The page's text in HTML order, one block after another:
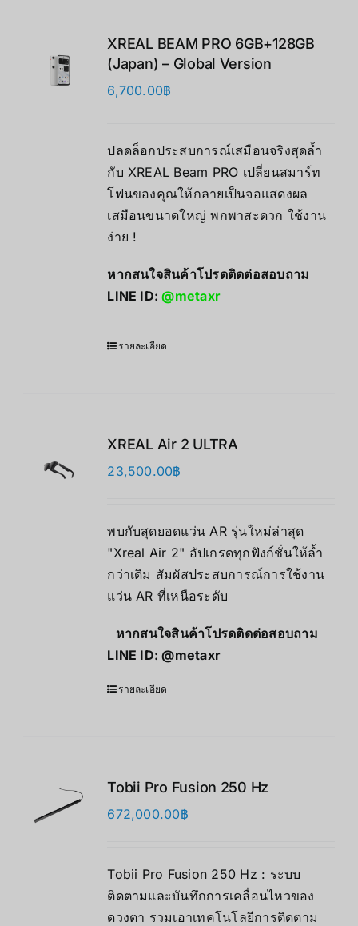
XREAL BEAM PRO 6GB+128GB
(Japan) – Global Version
6,700.00฿
ปลดล็อกประสบการณ์เสมือนจริงสุดล้ำ
กับ XREAL Beam PRO เปลี่ยนสมาร์ท
โฟนของคุณให้กลายเป็นจอแสดงผล
เสมือนขนาดใหญ่ พกพาสะดวก ใช้งาน
ง่าย !
หากสนใจสินค้าโปรดติดต่อสอบถาม
LINE ID:@metaxr
รายละเอียด
XREAL Air 2 ULTRA
23,500.00฿
พบกับสุดยอดแว่น AR รุ่นใหม่ล่าสุด
"Xreal Air 2" อัปเกรดทุกฟังก์ชั่นให้ล้ำ
กว่าเดิม สัมผัสประสบการณ์การใช้งาน
แว่น AR ที่เหนือระดับ
หากสนใจสินค้าโปรดติดต่อสอบถาม
LINE ID:@metaxr
รายละเอียด
Tobii Pro Fusion 250 Hz
672,000.00฿
Tobii Pro Fusion 250 Hz : ระบบ
ติดตามและบันทึกการเคลื่อนไหวของ
ดวงตา รวมเอาเทคโนโลยีการติดตาม